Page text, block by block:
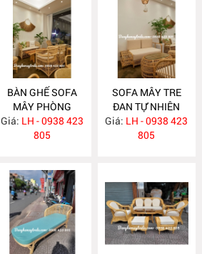
BÀN GHẾ SOFA
MÂY PHÒNG
KHÁCH HIỆN ĐẠI
MA637
Giá: LH - 0938 423
805
SOFA MÂY TRE
ĐAN TỰ NHIÊN
MA636
Giá: LH - 0938 423
805